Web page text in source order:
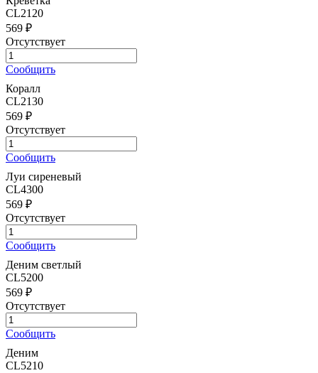
CL2120
569 ₽
Отсутствует
Сообщить
Коралл
CL2130
569 ₽
Отсутствует
Сообщить
Луи сиреневый
CL4300
569 ₽
Отсутствует
Сообщить
Деним светлый
CL5200
569 ₽
Отсутствует
Сообщить
Деним
CL5210